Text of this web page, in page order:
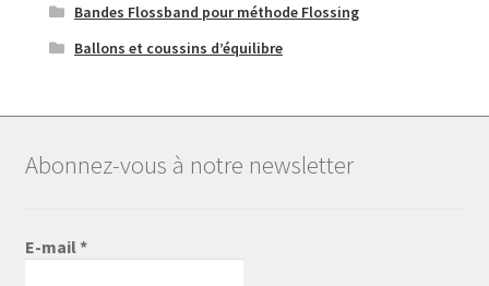
Bandes Flossband pour méthode Flossing
Ballons et coussins d’équilibre
Abonnez-vous à notre newsletter
E-mail *